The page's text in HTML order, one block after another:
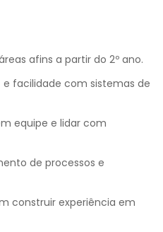
afins a partir do 2º ano.
facilidade com sistemas de
equipe e lidar com
de processos e
construir experiência em